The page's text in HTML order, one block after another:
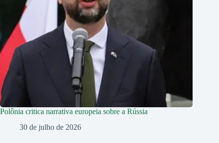
Polônia critica narrativa europeia sobre a Rússia
30 de julho de 2026